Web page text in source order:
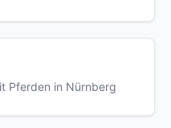
Pferden in Nürnberg